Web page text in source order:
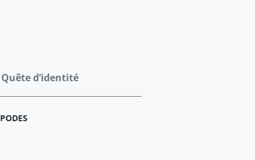
d’identité